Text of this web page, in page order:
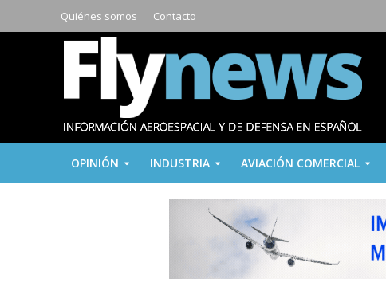
Quiénes somos Contacto
OPINIÓN INDUSTRIA AVIACIÓN COMERCIAL